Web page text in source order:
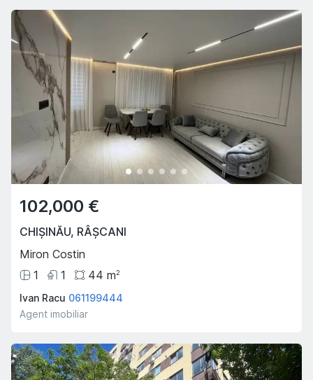
102,000 €
CHIȘINĂU, RÂȘCANI
Miron Costin
1
1 44 m2
Ivan Racu 061199444
Agent imobiliar